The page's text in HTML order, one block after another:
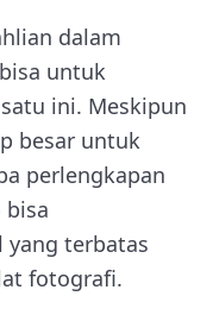
dalam
untuk
ini. Meskipun
besar untuk
perlengkapan
yang terbatas
fotografi.